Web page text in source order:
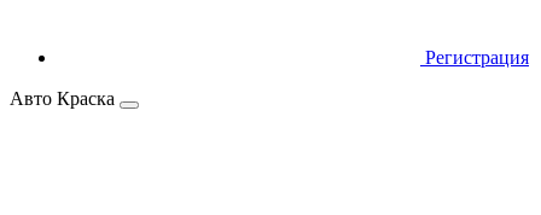
Регистрация
Авто Краска